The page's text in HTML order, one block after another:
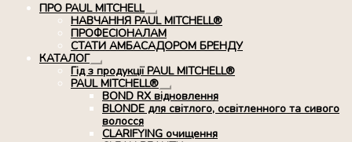
ПРО PAUL MITCHELL
Розгорнуте
вкладене
меню
НАВЧАННЯ PAUL MITCHELL®
ПРОФЕСІОНАЛАМ
СТАТИ АМБАСАДОРОМ БРЕНДУ
КАТАЛОГ
Розгорнуте
вкладене
меню
Гід з продукції PAUL MITCHELL®
PAUL MITCHELL®
Розгорнуте
вкладене
меню
BOND RX вiдновлення
BLONDE для світлого, освітленного та сивого
волосся
CLARIFYING очищення